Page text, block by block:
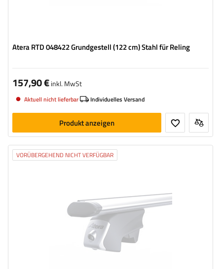
Atera RTD 048422 Grundgestell (122 cm) Stahl für Reling
157,90 €inkl. MwSt
Aktuell nicht lieferbar Individuelles Versand
Produkt anzeigen
VORÜBERGEHEND NICHT VERFÜGBAR